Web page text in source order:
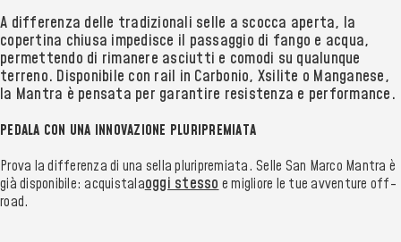
A differenza delle tradizionali selle a scocca aperta, la
copertina chiusa impedisce il passaggio di fango e acqua,
permettendo di rimanere asciutti e comodi su qualunque
terreno. Disponibile con rail in Carbonio, Xsilite o Manganese,
la Mantra è pensata per garantire resistenza e performance.
PEDALA CON UNA INNOVAZIONE PLURIPREMIATA
Prova la differenza di una sella pluripremiata. Selle San Marco Mantra è
già disponibile: acquistalaoggi stessoe migliore le tue avventure off-
road.